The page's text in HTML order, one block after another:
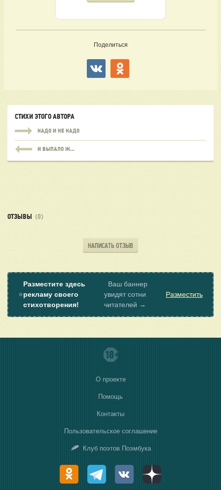
Поделиться
СТИХИ ЭТОГО АВТОРА
НАДО И НЕ НАДО
И ВЫПАЛО Ж...
ОТЗЫВЫ (0)
НАПИСАТЬ ОТЗЫВ
⭐
Разместите здесь
рекламу своего
стихотворения!
Ваш баннер
увидят сотни
читателей →
Разместить
О проекте
Помощь
Контакты
Пользовательское соглашение
Клуб поэтов Поэмбука